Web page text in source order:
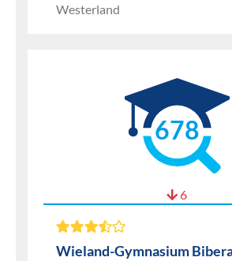
Westerland
678
6
Wieland-Gymnasium